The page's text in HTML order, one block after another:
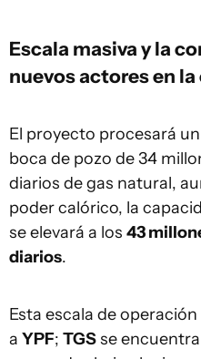
Escala masiva y la
nuevos actores en la
El proyecto procesará
boca de pozo de 34
diarios de gas natural,
poder calórico, la
se elevará a los 43
diarios.
Esta escala de
a YPF; TGSse